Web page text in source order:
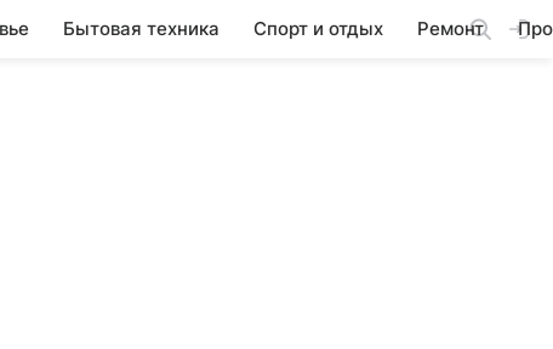
Бытовая техника Спорт и отдых Ремонт